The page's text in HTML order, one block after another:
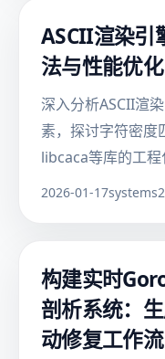
ASCII渲染引
法与性能优化
深入分析ASCII渲
素，探讨字符密度
libcaca等库的工程
2026-01-17systems
构建实时
剖析系统：
动修复工作流